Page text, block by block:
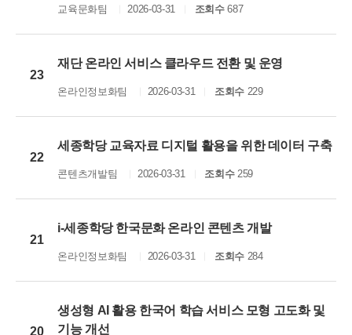
교육문화팀 2026-03-31 조회수687
23
재단 온라인 서비스 클라우드 전환 및 운영
온라인정보화팀 2026-03-31 조회수 229
22
세종학당 교육자료 디지털 활용을 위한 데이터 구축
콘텐츠개발팀 2026-03-31 조회수259
21
i-세종학당 한국문화 온라인 콘텐츠 개발
온라인정보화팀 2026-03-31 조회수 284
20
생성형 AI 활용 한국어 학습 서비스 모형 고도화 및
기능 개선